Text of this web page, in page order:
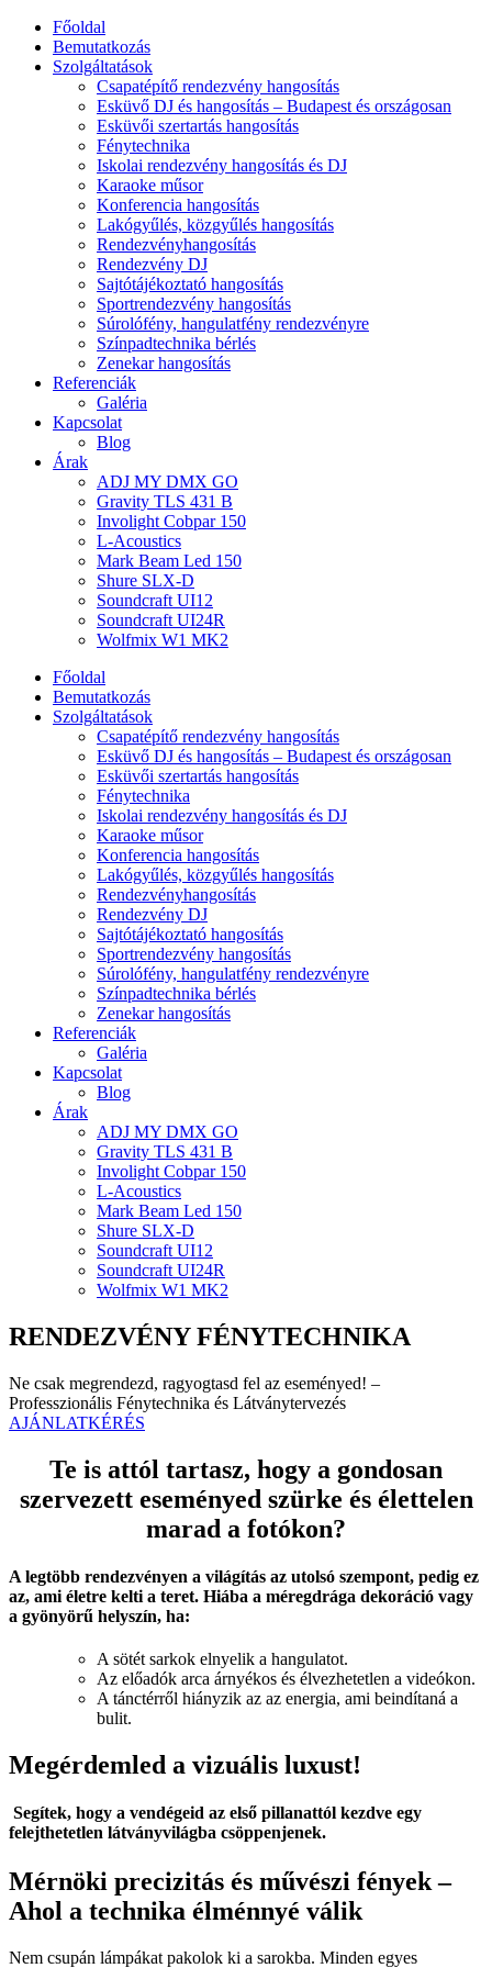
Főoldal
Bemutatkozás
Szolgáltatások
Csapatépítő rendezvény hangosítás
Esküvő DJ és hangosítás – Budapest és országosan
Esküvői szertartás hangosítás
Fénytechnika
Iskolai rendezvény hangosítás és DJ
Karaoke műsor
Konferencia hangosítás
Lakógyűlés, közgyűlés hangosítás
Rendezvényhangosítás
Rendezvény DJ
Sajtótájékoztató hangosítás
Sportrendezvény hangosítás
Súrolófény, hangulatfény rendezvényre
Színpadtechnika bérlés
Zenekar hangosítás
Referenciák
Galéria
Kapcsolat
Blog
Árak
ADJ MY DMX GO
Gravity TLS 431 B
Involight Cobpar 150
L-Acoustics
Mark Beam Led 150
Shure SLX-D
Soundcraft UI12
Soundcraft UI24R
Wolfmix W1 MK2
Főoldal
Bemutatkozás
Szolgáltatások
Csapatépítő rendezvény hangosítás
Esküvő DJ és hangosítás – Budapest és országosan
Esküvői szertartás hangosítás
Fénytechnika
Iskolai rendezvény hangosítás és DJ
Karaoke műsor
Konferencia hangosítás
Lakógyűlés, közgyűlés hangosítás
Rendezvényhangosítás
Rendezvény DJ
Sajtótájékoztató hangosítás
Sportrendezvény hangosítás
Súrolófény, hangulatfény rendezvényre
Színpadtechnika bérlés
Zenekar hangosítás
Referenciák
Galéria
Kapcsolat
Blog
Árak
ADJ MY DMX GO
Gravity TLS 431 B
Involight Cobpar 150
L-Acoustics
Mark Beam Led 150
Shure SLX-D
Soundcraft UI12
Soundcraft UI24R
Wolfmix W1 MK2
RENDEZVÉNY FÉNYTECHNIKA
Ne csak megrendezd, ragyogtasd fel az eseményed! –
Professzionális Fénytechnika és Látványtervezés
AJÁNLATKÉRÉS
Te is attól tartasz, hogy a gondosan
szervezett eseményed szürke és élettelen
marad a fotókon?
A legtöbb rendezvényen a világítás az utolsó szempont, pedig ez
az, ami életre kelti a teret. Hiába a méregdrága dekoráció vagy
a gyönyörű helyszín, ha:
A sötét sarkok elnyelik a hangulatot.
Az előadók arca árnyékos és élvezhetetlen a videókon.
A tánctérről hiányzik az az energia, ami beindítaná a
bulit.
Megérdemled a vizuális luxust!
Segítek, hogy a vendégeid az első pillanattól kezdve egy
felejthetetlen látványvilágba csöppenjenek.
Mérnöki precizitás és művészi fények –
Ahol a technika élménnyé válik
Nem csupán lámpákat pakolok ki a sarokba. Minden egyes